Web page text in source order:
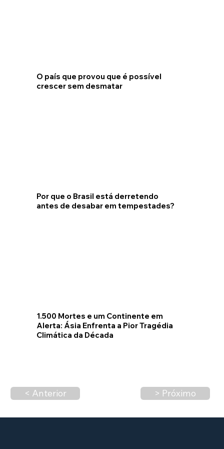
O país que provou que é possível
crescer sem desmatar
Por que o Brasil está derretendo
antes de desabar em tempestades?
1.500 Mortes e um Continente em
Alerta: Ásia Enfrenta a Pior Tragédia
Climática da Década
> Próximo
< Anterior